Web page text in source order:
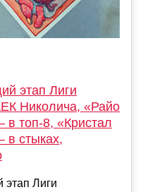
этап Лиги
Николича, «Райо
в топ-8, «Кристал
в стыках,
этап Лиги